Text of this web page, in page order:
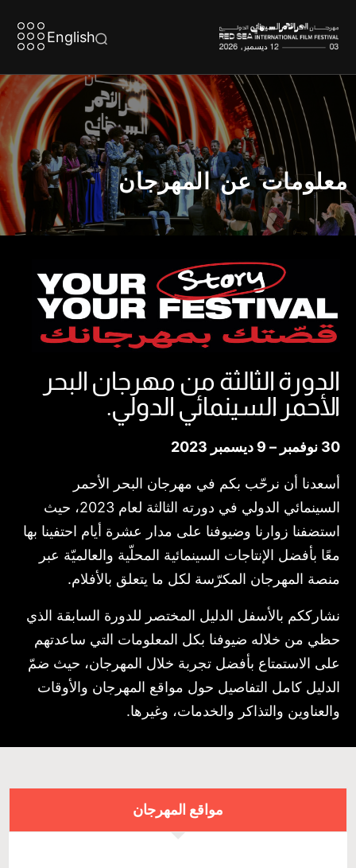
English
معلومات عن المهرجان
الدورة الثالثة من مهرجان البحر
الأحمر السينمائي الدولي.
30 نوفمبر – 9 ديسمبر 2023
أسعدنا أن نرحّب بكم في مهرجان البحر الأحمر
السينمائي الدولي في دورته الثالثة لعام 2023، حيث
استضفنا زوارنا وضيوفنا على مدار عشرة أيام احتفينا بها
معًا بأفضل الإنتاجات السينمائية المحلّية والعالميّة عبر
منصة المهرجان المكرّسة لكل ما يتعلق بالأفلام.
نشارككم بالأسفل الدليل المختصر للدورة السابقة الذي
حظي من خلاله ضيوفنا بكل المعلومات التي ساعدتهم
على الاستمتاع بأفضل تجربة خلال المهرجان، حيث ضمّ
الدليل كامل التفاصيل حول مواقع المهرجان والأوقات
والعناوين والتذاكر والخدمات، وغيرها.
مواقع المهرجان